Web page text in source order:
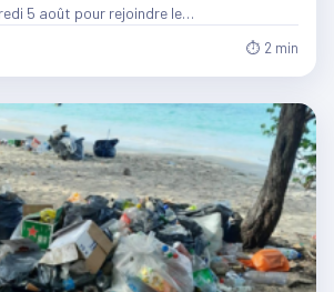
5 août pour rejoindre le…
⏱ 2 min